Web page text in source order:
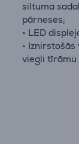
siltuma
pārneses;
• LED
•
viegli tīrāmu